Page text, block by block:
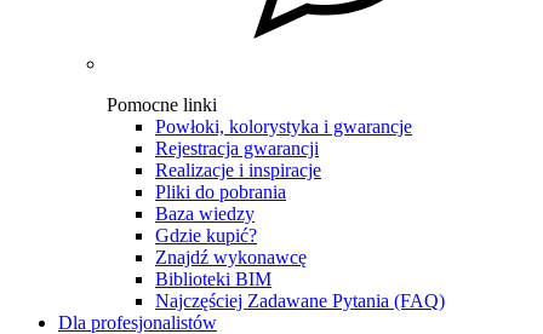
Pomocne linki
Powłoki, kolorystyka i gwarancje
Rejestracja gwarancji
Realizacje i inspiracje
Pliki do pobrania
Baza wiedzy
Gdzie kupić?
Znajdź wykonawcę
Biblioteki BIM
Najczęściej Zadawane Pytania (FAQ)
Dla profesjonalistów